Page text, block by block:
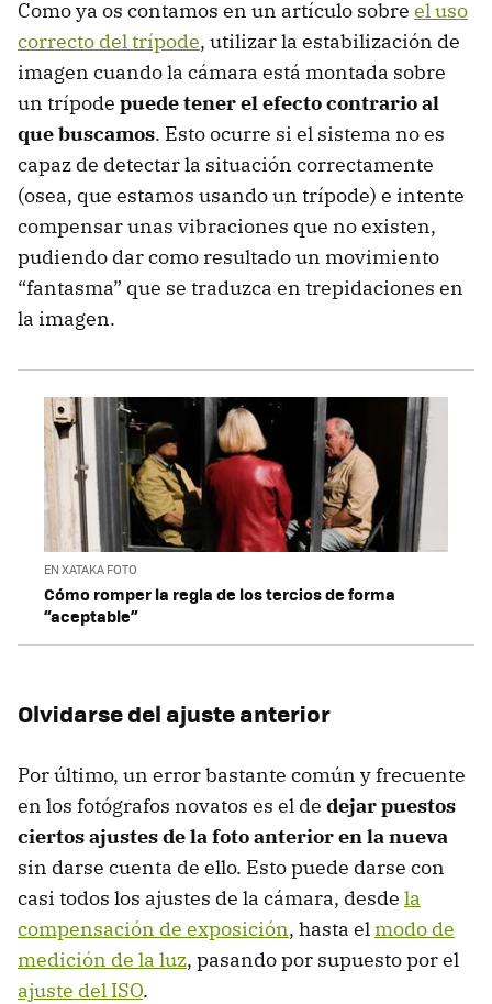
Como ya os contamos en un artículo sobre el uso
correcto del trípode, utilizar la estabilización de
imagen cuando la cámara está montada sobre
un trípode puede tener el efecto contrario al
que buscamos. Esto ocurre si el sistema no es
capaz de detectar la situación correctamente
(osea, que estamos usando un trípode) e intente
compensar unas vibraciones que no existen,
pudiendo dar como resultado un movimiento
“fantasma” que se traduzca en trepidaciones en
la imagen.
EN XATAKA FOTO
Cómo romper la regla de los tercios de forma
“aceptable”
Olvidarse del ajuste anterior
Por último, un error bastante común y frecuente
en los fotógrafos novatos es el de dejar puestos
ciertos ajustes de la foto anterior en la nueva
sin darse cuenta de ello. Esto puede darse con
casi todos los ajustes de la cámara, desde la
compensación de exposición, hasta el modo de
medición de la luz, pasando por supuesto por el
ajuste del ISO.